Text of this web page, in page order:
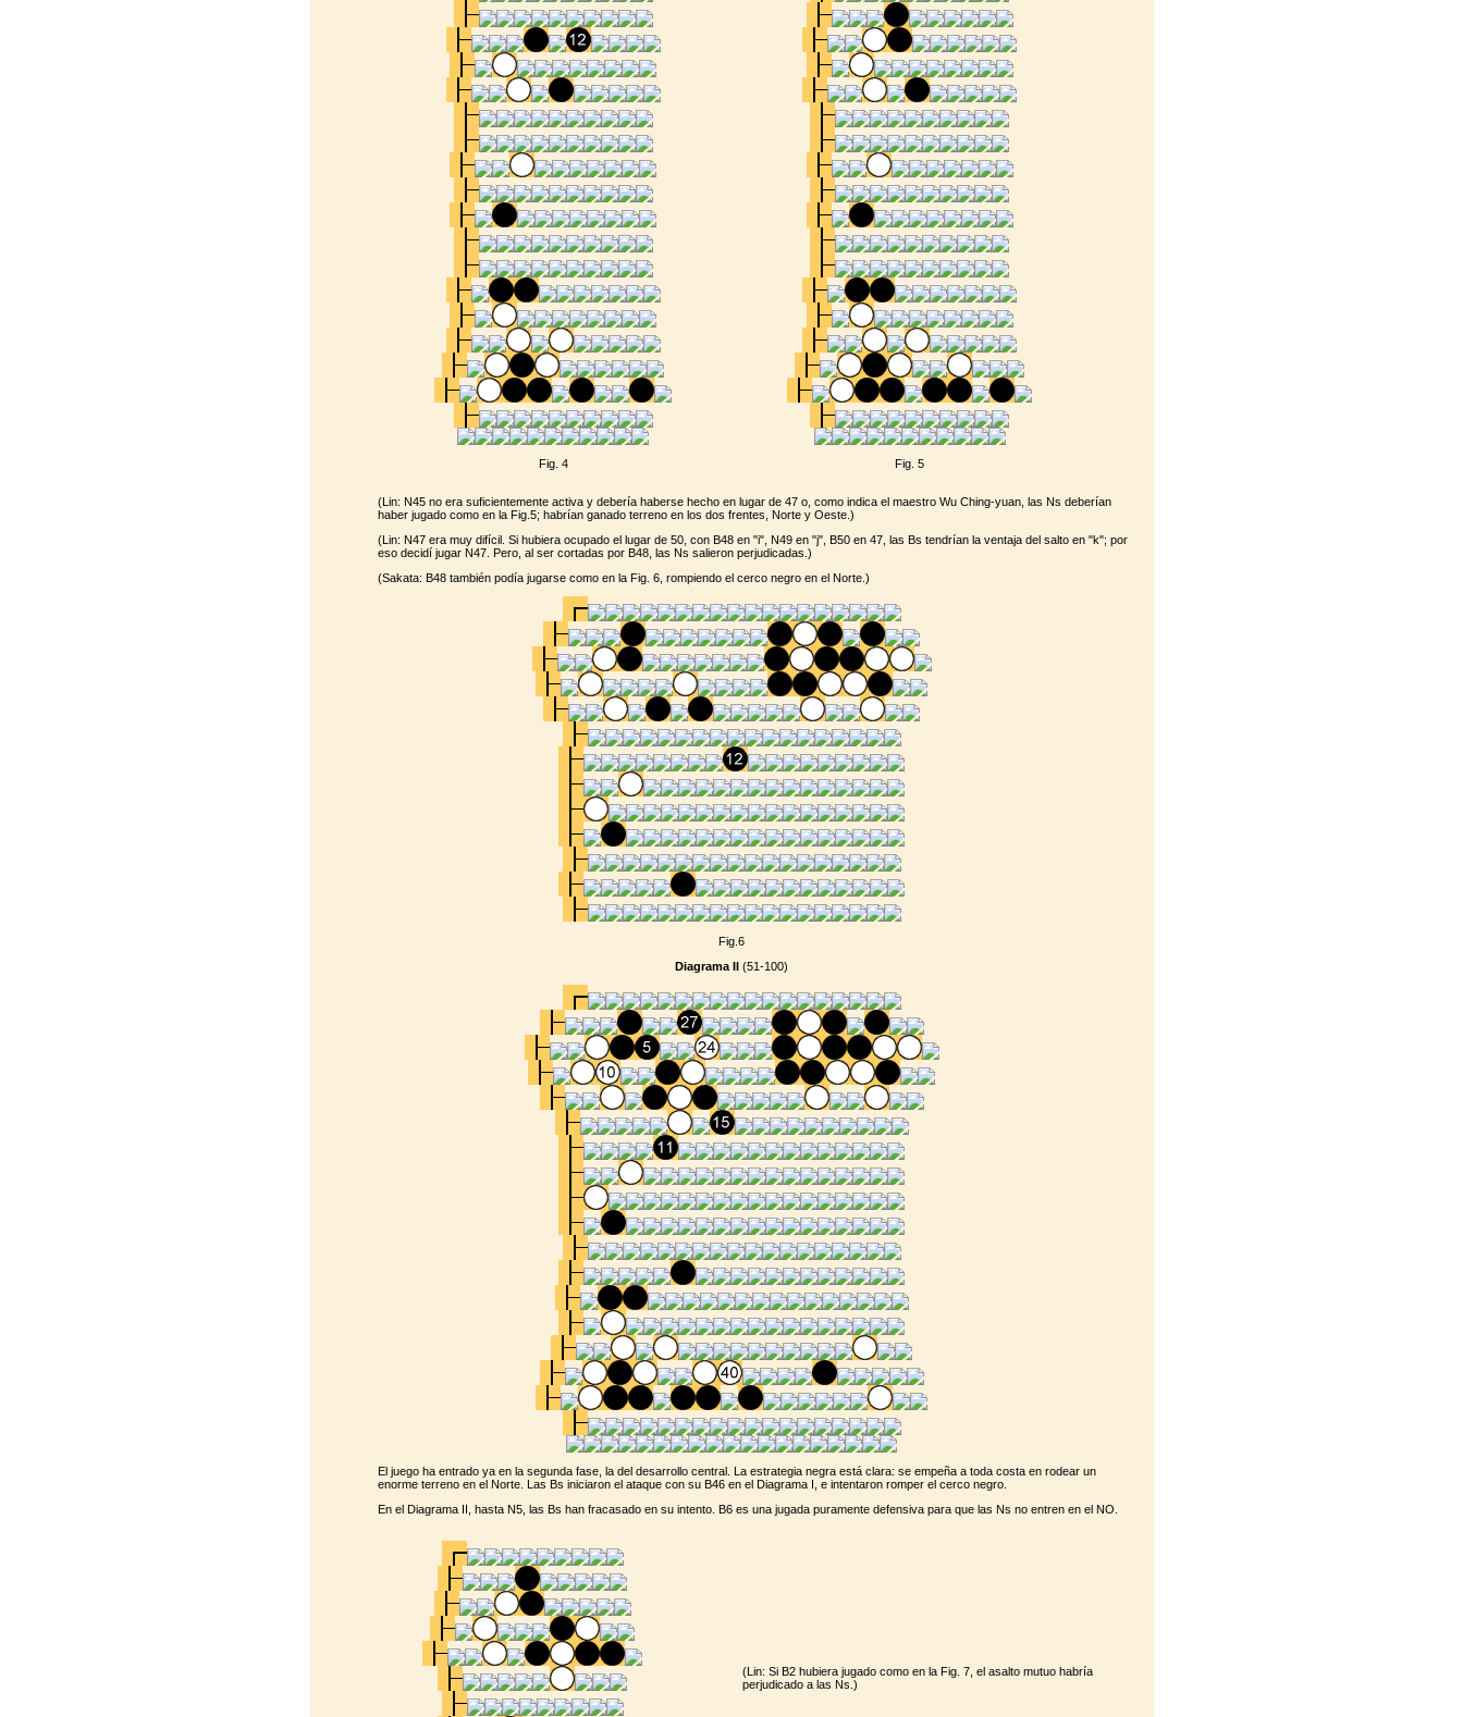
Fig. 4 Fig. 5
(Lin: N45 no era suficientemente activa y debería haberse hecho en lugar de 47 o, como indica el maestro Wu Ching-yuan, las Ns deberían
haber jugado como en la Fig.5; habrían ganado terreno en los dos frentes, Norte y Oeste.)
(Lin: N47 era muy difícil. Si hubiera ocupado el lugar de 50, con B48 en "i", N49 en "j", B50 en 47, las Bs tendrían la ventaja del salto en "k"; por
eso decidí jugar N47. Pero, al ser cortadas por B48, las Ns salieron perjudicadas.)
(Sakata: B48 también podía jugarse como en la Fig. 6, rompiendo el cerco negro en el Norte.)
Fig.6
Diagrama II (51-100)
El juego ha entrado ya en la segunda fase, la del desarrollo central. La estrategia negra está clara: se empeña a toda costa en rodear un
enorme terreno en el Norte. Las Bs iniciaron el ataque con su B46 en el Diagrama I, e intentaron romper el cerco negro.
En el Diagrama II, hasta N5, las Bs han fracasado en su intento. B6 es una jugada puramente defensiva para que las Ns no entren en el NO.
(Lin: Si B2 hubiera jugado como en la Fig. 7, el asalto mutuo habría
perjudicado a las Ns.)